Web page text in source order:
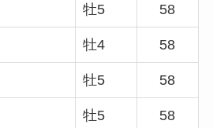
牡5 58
牡4 58
牡5 58
牡5 58